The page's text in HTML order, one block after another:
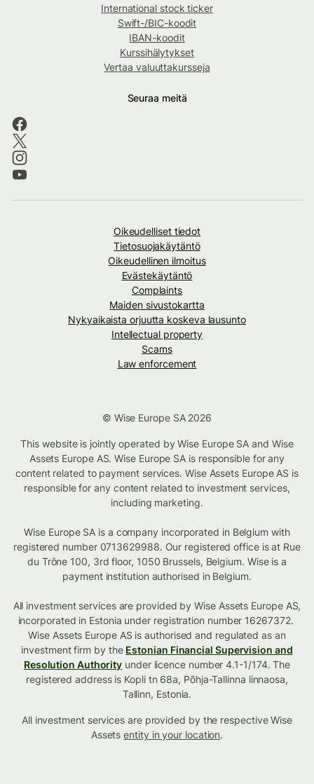
International stock ticker
Swift-/BIC-koodit
IBAN-koodit
Kurssihälytykset
Vertaa valuuttakursseja
Seuraa meitä
Oikeudelliset tiedot
Tietosuojakäytäntö
Oikeudellinen ilmoitus
Evästekäytäntö
Complaints
Maiden sivustokartta
Nykyaikaista orjuutta koskeva lausunto
Intellectual property
Scams
Law enforcement
© Wise Europe SA 2026
This website is jointly operated by Wise Europe SA and Wise
Assets Europe AS. Wise Europe SA is responsible for any
content related to payment services. Wise Assets Europe AS is
responsible for any content related to investment services,
including marketing.
Wise Europe SA is a company incorporated in Belgium with
registered number 0713629988. Our registered office is at Rue
du Trône 100, 3rd floor, 1050 Brussels, Belgium. Wise is a
payment institution authorised in Belgium.
All investment services are provided by Wise Assets Europe AS,
incorporated in Estonia under registration number 16267372.
Wise Assets Europe AS is authorised and regulated as an
investment firm by the Estonian Financial Supervision and
Resolution Authority under licence number 4.1-1/174. The
registered address is Kopli tn 68a, Põhja-Tallinna linnaosa,
Tallinn, Estonia.
All investment services are provided by the respective Wise
Assetsentity in your location.